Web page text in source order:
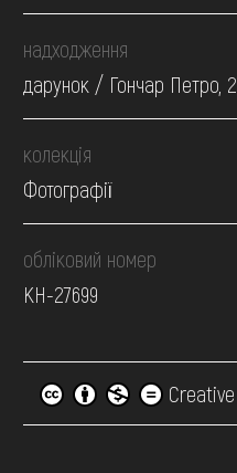
надходження
дарунок / Гончар Петро,
колекція
Фотографії
обліковий номер
КН-27699